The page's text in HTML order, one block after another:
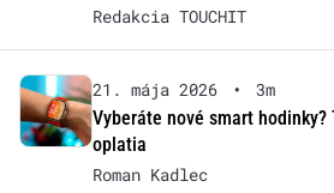
Redakcia TOUCHIT
21. mája 2026 •
3m
Vyberáte nové smart
oplatia
Roman Kadlec